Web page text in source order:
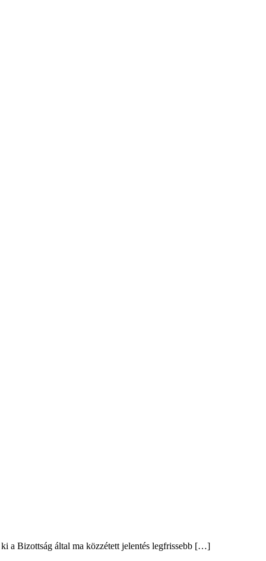
a Bizottság által ma közzétett jelentés legfrissebb […]